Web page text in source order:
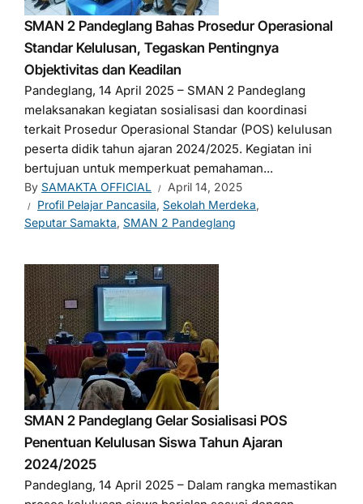
SMAN 2 Pandeglang Bahas Prosedur Operasional
Standar Kelulusan, Tegaskan Pentingnya
Objektivitas dan Keadilan
Pandeglang, 14 April 2025 – SMAN 2 Pandeglang
melaksanakan kegiatan sosialisasi dan koordinasi
terkait Prosedur Operasional Standar (POS) kelulusan
peserta didik tahun ajaran 2024/2025. Kegiatan ini
bertujuan untuk memperkuat pemahaman...
By SAMAKTA OFFICIAL
April 14, 2025
Profil Pelajar Pancasila, Sekolah Merdeka,
Seputar Samakta, SMAN 2 Pandeglang
SMAN 2 Pandeglang Gelar Sosialisasi POS
Penentuan Kelulusan Siswa Tahun Ajaran
2024/2025
Pandeglang, 14 April 2025 – Dalam rangka memastikan